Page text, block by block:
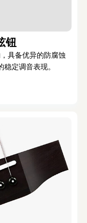
钮
具备优异的防腐蚀
定调音表现。